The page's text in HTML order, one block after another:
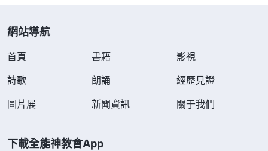
網站導航
首頁 書籍
影視
詩歌
朗誦
經歷見證
圖片展
新聞資訊 關于我們
下載全能神教會App